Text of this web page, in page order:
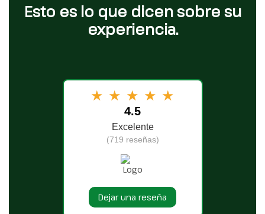
Esto es lo que dicen sobre su
experiencia.
★ ★ ★ ★ ★
4.5
Excelente
(719 reseñas)
Dejar una reseña